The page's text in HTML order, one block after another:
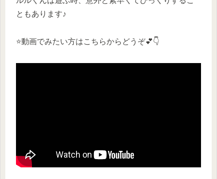
ともあります♪
⭐️動画でみたい方はこちらからどうぞ💕👇